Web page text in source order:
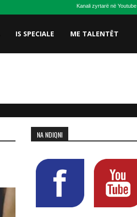
Kanali zyrtarë në Youtube
IS SPECIALE ME TALENTËT
NA NDIQNI